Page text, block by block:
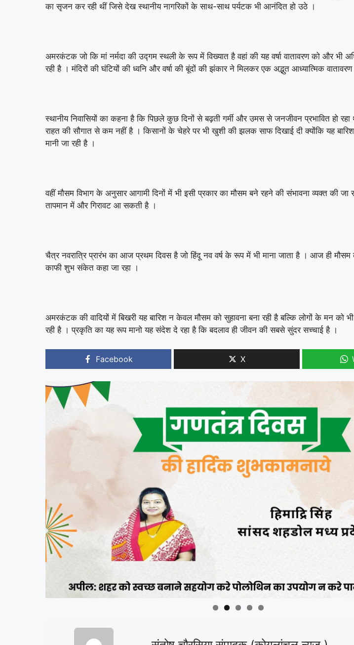
का सृजन कर रही थीं जिसे देख स्थानीय नागरिकों के साथ-साथ पर्यटक भी आनंदित हो उठे ।
अमरकंटक जो कि मां नर्मदा की उद्गम स्थली के रूप में विख्यात है वहां की यह वर्षा वातावरण को और भी
रही है । मंदिरों की घंटियों की ध्वनि और वर्षा की बूंदों की झंकार ने मिलकर एक अद्भुत आध्यात्मिक वातावरण
स्थानीय निवासियों का कहना है कि पिछले कुछ दिनों से बढ़ती गर्मी और उमस से जनजीवन प्रभावित हो रहा
राहत की सौगात से कम नहीं है । किसानों के चेहरे पर भी खुशी की झलक साफ दिखाई दी क्योंकि यह
मानी जा रही है ।
वहीं मौसम विभाग के अनुसार आगामी दिनों में भी इसी प्रकार का मौसम बने रहने की संभावना व्यक्त की जा
तापमान में और गिरावट आ सकती है ।
चैत्र नवरात्रि प्रारंभ का आज प्रथम दिवस है जो हिंदू नव वर्ष के रूप में भी माना जाता है । आज ही मौसम
काफी शुभ संकेत कहा जा रहा ।
अमरकंटक की वादियों में बिखरी यह बारिश न केवल मौसम को सुहावना बना रही है बल्कि लोगों के मन
रही है । प्रकृति का यह रूप मानो यह संदेश दे रहा है कि बदलाव ही जीवन की सबसे सुंदर सच्चाई है ।
Facebook X